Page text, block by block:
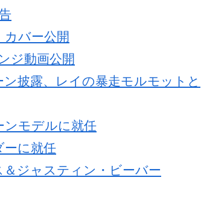
バー公開
ジ動画公開
披露、レイの暴走モルモットと
ンモデルに就任
ーに就任
ジャスティン・ビーバー